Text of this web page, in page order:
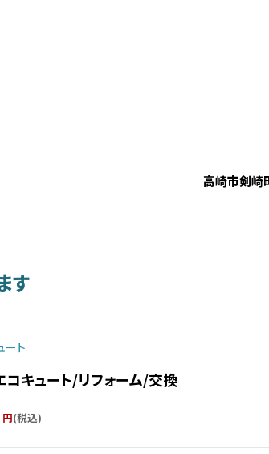
高崎市剣
す
ート
ュート/リフォーム/交換
円(税込)